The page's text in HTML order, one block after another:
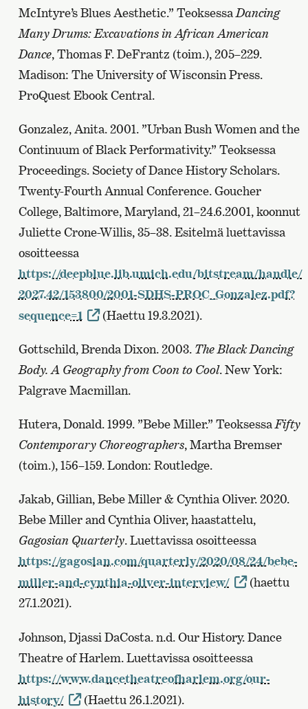
McIntyre’s Blues Aesthetic.” Teoksessa Dancing
Many Drums: Excavations in African American
Dance, Thomas F. DeFrantz (toim.), 205–229.
Madison: The University of Wisconsin Press.
ProQuest Ebook Central.
Gonzalez, Anita. 2001. ”Urban Bush Women and the
Continuum of Black Performativity.” Teoksessa
Proceedings. Society of Dance History Scholars.
Twenty-Fourth Annual Conference. Goucher
College, Baltimore, Maryland, 21–24.6.2001, koonnut
Juliette Crone-Willis, 35–38. Esitelmä luettavissa
osoitteessa
https://deepblue.lib.umich.edu/bitstream/handle/
2027.42/153800/2001-SDHS-PROC_Gonzalez.pdf?
sequence=1
(Haettu 19.3.2021).
Gottschild, Brenda Dixon. 2003. The Black Dancing
Body. A Geography from Coon to Cool. New York:
Palgrave Macmillan.
Hutera, Donald. 1999. ”Bebe Miller.” Teoksessa Fifty
Contemporary Choreographers, Martha Bremser
(toim.), 156–159. London: Routledge.
Jakab, Gillian, Bebe Miller & Cynthia Oliver. 2020.
Bebe Miller and Cynthia Oliver, haastattelu,
Gagosian Quarterly. Luettavissa osoitteessa
https://gagosian.com/quarterly/2020/08/24/bebe-
miller-and-cynthia-oliver-interview/
(haettu
27.1.2021).
Johnson, Djassi DaCosta. n.d. Our History. Dance
Theatre of Harlem. Luettavissa osoitteessa
https://www.dancetheatreofharlem.org/our-
history/
(Haettu 26.1.2021).